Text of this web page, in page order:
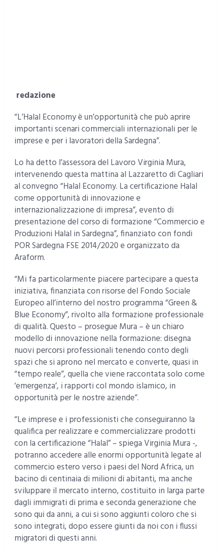
redazione
“L’Halal Economy è un’opportunità che può aprire
importanti scenari commerciali internazionali per le
imprese e per i lavoratori della Sardegna”.
Lo ha detto l’assessora del Lavoro Virginia Mura,
intervenendo questa mattina al Lazzaretto di Cagliari
al convegno “Halal Economy. La certificazione Halal
come opportunità di innovazione e
internazionalizzazione di impresa”, evento di
presentazione del corso di formazione “Commercio e
Produzioni Halal in Sardegna”, finanziato con fondi
POR Sardegna FSE 2014/2020 e organizzato da
Araform.
“Mi fa particolarmente piacere partecipare a questa
iniziativa, finanziata con risorse del Fondo Sociale
Europeo all’interno del nostro programma “Green &
Blue Economy”, rivolto alla formazione professionale
di qualità. Questo – prosegue Mura – è un chiaro
modello di innovazione nella formazione: disegna
nuovi percorsi professionali tenendo conto degli
spazi che si aprono nel mercato e converte, quasi in
“tempo reale”, quella che viene raccontata solo come
‘emergenza’, i rapporti col mondo islamico, in
opportunità per le nostre aziende”.
“Le imprese e i professionisti che conseguiranno la
qualifica per realizzare e commercializzare prodotti
con la certificazione “Halal” – spiega Virginia Mura -,
potranno accedere alle enormi opportunità legate al
commercio estero verso i paesi del Nord Africa, un
bacino di centinaia di milioni di abitanti, ma anche
sviluppare il mercato interno, costituito in larga parte
dagli immigrati di prima e seconda generazione che
sono qui da anni, a cui si sono aggiunti coloro che si
sono integrati, dopo essere giunti da noi con i flussi
migratori di questi anni.